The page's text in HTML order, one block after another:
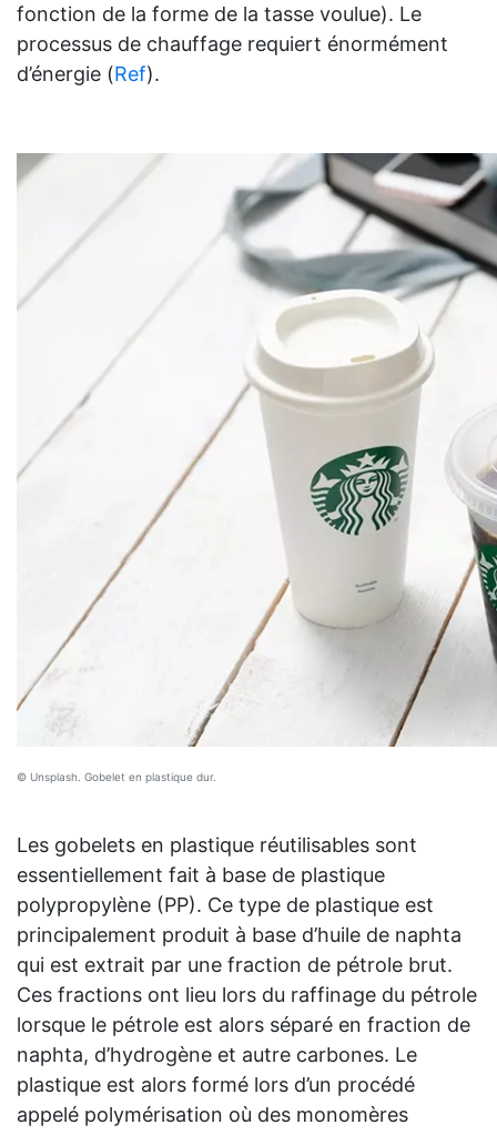
fonction de la forme de la tasse voulue). Le
processus de chauffage requiert énormément
d’énergie (Ref).
© Unsplash. Gobelet en plastique dur.
Les gobelets en plastique réutilisables sont
essentiellement fait à base de plastique
polypropylène (PP). Ce type de plastique est
principalement produit à base d’huile de naphta
qui est extrait par une fraction de pétrole brut.
Ces fractions ont lieu lors du raffinage du pétrole
lorsque le pétrole est alors séparé en fraction de
naphta, d’hydrogène et autre carbones. Le
plastique est alors formé lors d’un procédé
appelé polymérisation où des monomères